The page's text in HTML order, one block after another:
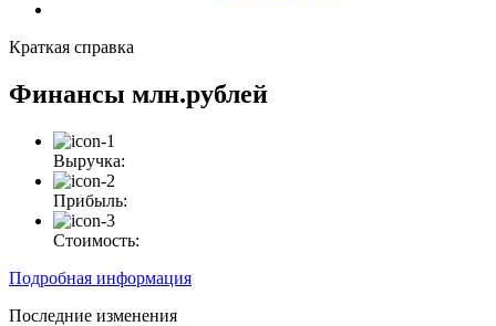
Краткая справка
Финансы млн.рублей
Выручка:
Прибыль:
Стоимость:
Подробная информация
Последние изменения